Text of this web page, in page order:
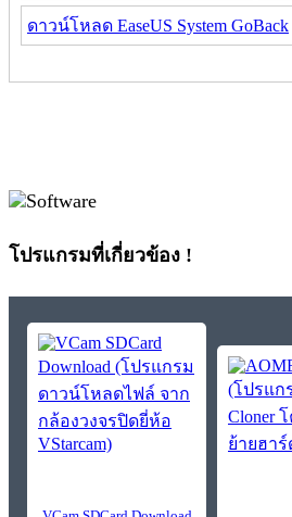
ดาวน์โหลด EaseUS System GoBack
โปรแกรมที่เกี่ยวข้อง !